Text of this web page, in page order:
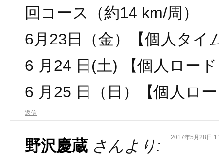
回コース（約14 km/周）
6月23日（金）【個人タイ
6 月24 日(土) 【個人ロー
6 月25 日（日）【個人ロ
返信
野沢慶蔵 さんより: 2017年5月28日